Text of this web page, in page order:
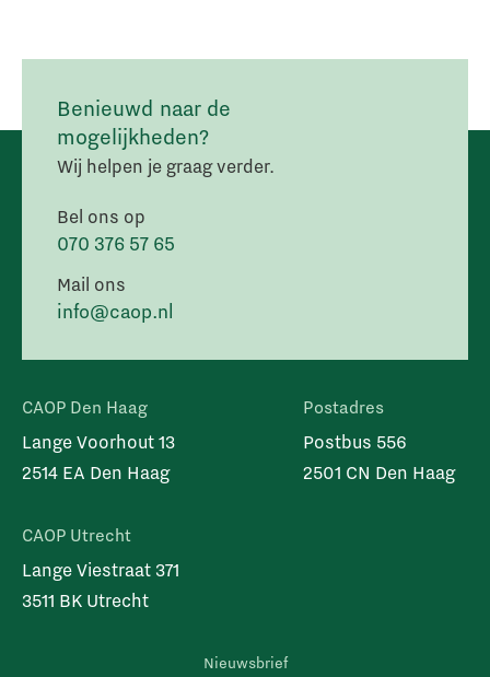
Benieuwd naar de
mogelijkheden?
Wij helpen je graag verder.
Bel ons op
070 376 57 65
Mail ons
info@caop.nl
CAOP Den Haag
Lange Voorhout 13
2514 EA Den Haag
CAOP Utrecht
Lange Viestraat 371
3511 BK Utrecht
Postadres
Postbus 556
2501 CN Den Haag
Nieuwsbrief